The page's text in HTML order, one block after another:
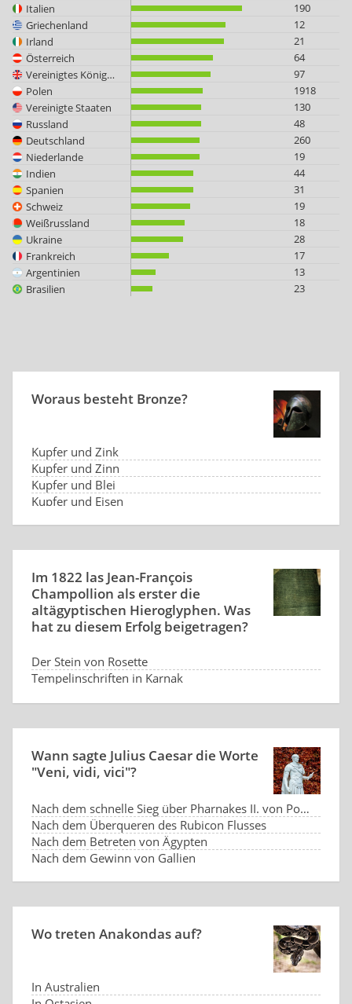
Italien
190
Griechenland
12
Irland
21
Österreich
64
Vereinigtes Königreich
97
Polen
1918
Vereinigte Staaten
130
Russland
48
Deutschland
260
Niederlande
19
Indien
44
Spanien
31
Schweiz
19
Weißrussland
18
Ukraine
28
Frankreich
17
Argentinien
13
Brasilien
23
Woraus besteht Bronze?
Kupfer und Zink
Kupfer und Zinn
Kupfer und Blei
Kupfer und Eisen
Im 1822 las Jean-François
Champollion als erster die
altägyptischen Hieroglyphen. Was
hat zu diesem Erfolg beigetragen?
Der Stein von Rosette
Tempelinschriften in Karnak
Wann sagte Julius Caesar die Worte
"Veni, vidi, vici"?
Nach dem schnelle Sieg über Pharnakes II. von Pontos
Nach dem Überqueren des Rubicon Flusses
Nach dem Betreten von Ägypten
Nach dem Gewinn von Gallien
Wo treten Anakondas auf?
In Australien